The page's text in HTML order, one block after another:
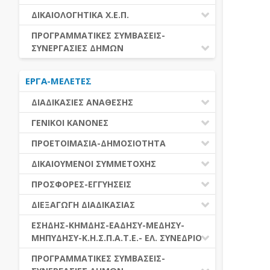
ΕΚΤΕΛΕΣΗ ΥΠΗΡΕΣΙΩΝ
ΕΚΤΕΛΕΣΗ ΠΡΟΜΗΘΕΙΩΝ
ΕΑΑΔΗΣΥ
ΕΑΔΗΣΥ
ΕΛ.ΣΥΝΕΔΡΙΟ
ΕΣΗΔΗΣ
ΔΙΚΑΙΟΛΟΓΗΤΙΚΑ Χ.Ε.Π.
ΔΙΚΑΙΟΛΟΓΗΤΙΚΑ Χ.Ε.Π.
ΠΡΟΓΡΑΜΜΑΤΙΚΕΣ ΣΥΜΒΑΣΕΙΣ-
ΣΥΝΕΡΓΑΣΙΕΣ ΔΗΜΩΝ
ΔΙΕΘΝΕΣ ΚΑΙ ΕΥΡΩΠΑΙΚΟ ΕΠΙΠΕΔΟ
ΠΡΟΓΡΑΜΜΑΤΙΚΕΣ ΣΥΜΒΑΣΕΙΣ
ΕΡΓΑ-ΜΕΛΕΤΕΣ
ΔΙΑΔΙΚΑΣΙΕΣ ΑΝΑΘΕΣΗΣ
ΔΙΑΔΙΚΑΣΙΕΣ ΑΝΑΘΕΣΗΣ
ΣΥΓΚΕΝΤΡΩΤΙΚΕΣ ΔΙΑΔΙΚΑΣΙΕΣ
ΑΝΑΘΕΣΗΣ
ΠΙΝΑΚΕΣ ΔΗΜΟΣΝΕΤ
ΓΕΝΙΚΟΙ ΚΑΝΟΝΕΣ
ΠΕΔΙΟ ΕΦΑΡΜΟΓΗΣ-ΕΝΑΡΞΗ ΙΣΧΥΟΣ
ΗΛΕΚΤΡΟΝΙΚΑ ΜΕΣΑ
ΓΕΝΙΚΕΣ ΑΡΧΕΣ ΚΑΙ ΚΑΝΟΝΕΣ
ΑΞΙΑ ΣΥΜΒΑΣΗΣ
ΕΙΔΗ ΣΥΜΒΑΣΕΩΝ
ΔΙΑΦΟΡΑ
ΠΡΟΕΤΟΙΜΑΣΙΑ-ΔΗΜΟΣΙΟΤΗΤΑ
ΓΝΩΜΟΔΟΤΙΚΑ ΟΡΓΑΝΑ-ΕΠΙΤΡΟΠΕΣ
ΠΡΟΕΤΟΙΜΑΣΙΑ
ΕΓΓΡΑΦΑ ΤΗΣ ΣΥΜΒΑΣΗΣ
ΔΗΜΟΣΙΕΥΣΕΙΣ
ΕΝΑΡΞΗ-ΠΡΟΘΕΣΜΙΕΣ
ΔΙΚΑΙΟΥΜΕΝΟΙ ΣΥΜΜΕΤΟΧΗΣ
ΔΙΚΑΙΟΥΜΕΝΟΙ ΣΥΜΜΕΤΟΧΗΣ
ΚΡΙΤΗΡΙΑ ΕΠΙΛΟΓΗΣ
ΛΟΓΟΙ ΑΠΟΚΛΕΙΣΜΟΥ
ΔΙΚΑΙΟΛΟΓΗΤΙΚΑ ΛΟΓΩΝ
ΑΠΟΚΛΕΙΣΜΟΥ & ΚΡΙΤΗΡΙΩΝ
ΕΠΙΛΟΓΗΣ
ΕΕΕΣ
ΠΡΟΣΦΟΡΕΣ-ΕΓΓΥΗΣΕΙΣ
ΕΓΓΥΗΣΕΙΣ
ΠΡΟΣΦΟΡΕΣ
ΔΙΕΞΑΓΩΓΗ ΔΙΑΔΙΚΑΣΙΑΣ
ΑΞΙΟΛΟΓΗΣΗ ΚΑΙ ΑΝΑΘΕΣΗ
ΑΠΟΤΕΛΕΣΜΑ ΔΙΑΔΙΚΑΣΙΑΣ
ΠΡΟΣΦΥΓΕΣ-ΕΝΣΤΑΣΕΙΣ
ΕΣΗΔΗΣ-ΚΗΜΔΗΣ-ΕΑΔΗΣΥ-ΜΕΔΗΣΥ-
ΜΗΠΥΔΗΣΥ-Κ.Η.Σ.Π.Α.Τ.Ε.- ΕΛ. ΣΥΝΕΔΡΙΟ
ΕΑΑΔΗΣΥ
ΠΡΟΓΡΑΜΜΑΤΙΚΕΣ ΣΥΜΒΑΣΕΙΣ-